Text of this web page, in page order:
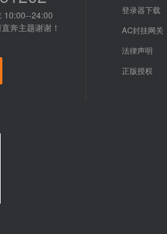
10:00--24:00
奔主题谢谢！
登录器下载
AC封挂网关
法律声明
正版授权